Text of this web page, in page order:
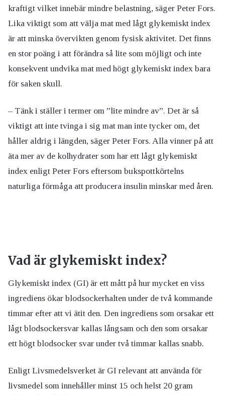
kraftigt vilket innebär mindre belastning, säger Peter Fors.
Lika viktigt som att välja mat med lågt glykemiskt index
är att minska övervikten genom fysisk aktivitet. Det finns
en stor poäng i att förändra så lite som möjligt och inte
konsekvent undvika mat med högt glykemiskt index bara
för saken skull.
– Tänk i ställer i termer om ”lite mindre av”. Det är så
viktigt att inte tvinga i sig mat man inte tycker om, det
håller aldrig i längden, säger Peter Fors. Alla vinner på att
äta mer av de kolhydrater som har ett lågt glykemiskt
index enligt Peter Fors eftersom bukspottkörtelns
naturliga förmåga att producera insulin minskar med åren.
Vad är glykemiskt index?
Glykemiskt index (GI) är ett mått på hur mycket en viss
ingrediens ökar blodsockerhalten under de två kommande
timmar efter att vi ätit den. Den ingrediens som orsakar ett
lågt blodsockersvar kallas långsam och den som orsakar
ett högt blodsocker svar under två timmar kallas snabb.
Enligt Livsmedelsverket är GI relevant att använda för
livsmedel som innehåller minst 15 och helst 20 gram